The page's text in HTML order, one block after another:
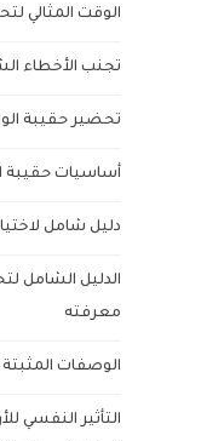
الوقت المثالي
تجنب الأخطاء
تحضير حقيبة
أساسيات حقيبة
دليل شامل
الدليل الشامل
معرفته
الوصفات
التأثير النفسي